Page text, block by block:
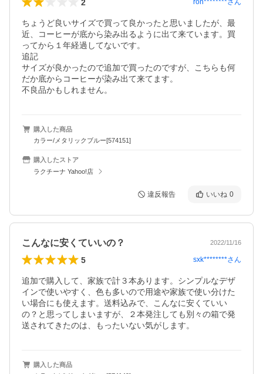
2 ron********さん
ちょうど良いサイズで買って良かったと思いましたが、最
近、コーヒーが底から染み出るように出て来ています。買
ってから１年経過してないです。
追記
サイズが良かったので追加で買ったのですが、こちらも何
だか底からコーヒーが染み出て来てます。
不良品かもしれません。
購入した商品
カラー/メタリックブルー[574151]
購入したストア
ラクチーナ Yahoo!店
違反報告 いいね 0
こんなに安くていいの？ 2022/11/16
5 sxk********さん
追加で購入して、家族で計３本あります。シンプルなデザ
インで使いやすく、色も多いので用途や家族で使い分けた
い場合にも使えます。送料込みで、こんなに安くていい
の？と思ってしまいますが、２本発注しても別々の箱で発
送されてきたのは、もったいない気がします。
購入した商品